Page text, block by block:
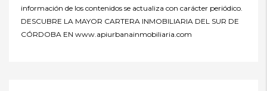
información de los contenidos se actualiza con carácter periódico.
DESCUBRE LA MAYOR CARTERA INMOBILIARIA DEL SUR DE
CÓRDOBA EN www.apiurbanainmobiliaria.com